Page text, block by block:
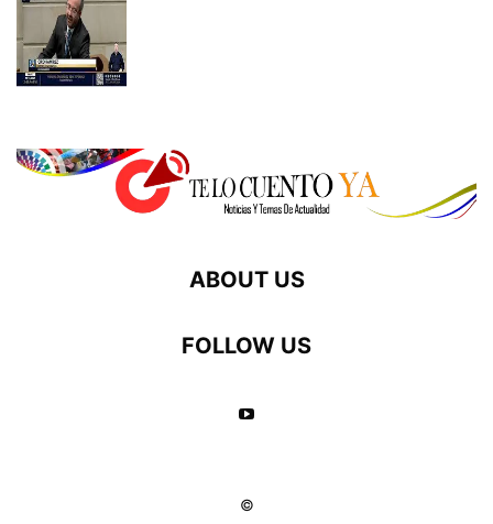
ABOUT US
FOLLOW US
©